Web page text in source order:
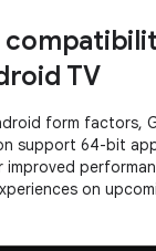
TV
form factors,
support 64-bit
improved
on